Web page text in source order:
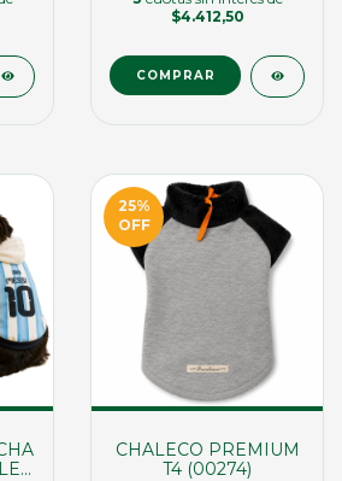
$4.412,50
25%
OFF
CHALECO PREMIUM
T4 (00274)